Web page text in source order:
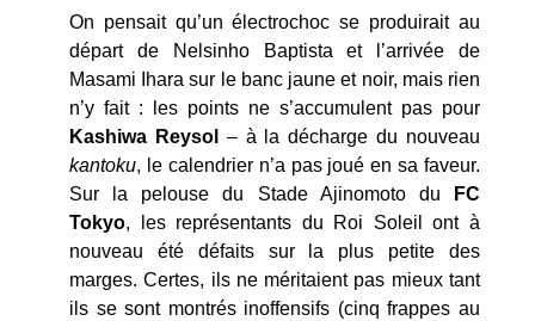
On pensait qu’un électrochoc se produirait au
départ de Nelsinho Baptista et l’arrivée de
Masami Ihara sur le banc jaune et noir, mais rien
n’y fait : les points ne s’accumulent pas pour
Kashiwa Reysol – à la décharge du nouveau
kantoku, le calendrier n’a pas joué en sa faveur.
Sur la pelouse du Stade Ajinomoto du
FC
Tokyo, les représentants du Roi Soleil ont à
nouveau été défaits sur la plus petite des
marges. Certes, ils ne méritaient pas mieux tant
ils se sont montrés inoffensifs (cinq frappes au